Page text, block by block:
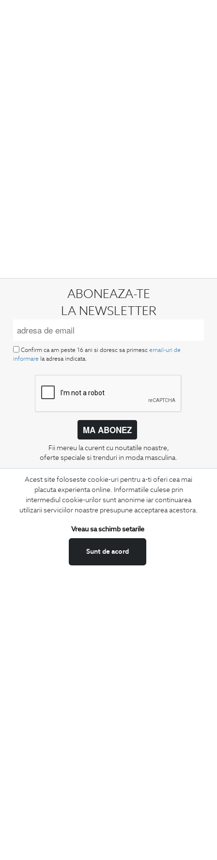
Acest site foloseste cookie-uri pentru a-ti oferi cea mai
placuta experienta online. Informatiile culese prin
intermediul cookie-urilor sunt anonime iar continuarea
utilizarii serviciilor noastre presupune acceptarea acestora.
Sunt de acord
Vreau sa schimb setarile
ABONEAZA-TE
LA NEWSLETTER
Confirm ca am peste 16 ani si doresc sa primesc email-uri de
informare la adresa indicata.
MA ABONEZ
Fii mereu la curent cu noutatile noastre,
oferte speciale si trenduri in moda masculina.
CONCIERGE
Termeni si conditii
Schimburi si retur
Feedback site
ANPC